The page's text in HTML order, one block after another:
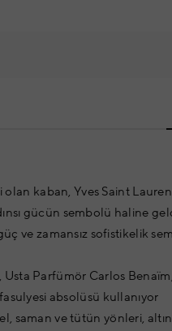
olan kaban, Yves Saint
gücün sembolü haline
güç ve zamansız sofistikelik
Parfümör Carlos
absolüsü kullanıyor
saman ve tütün yönleri,